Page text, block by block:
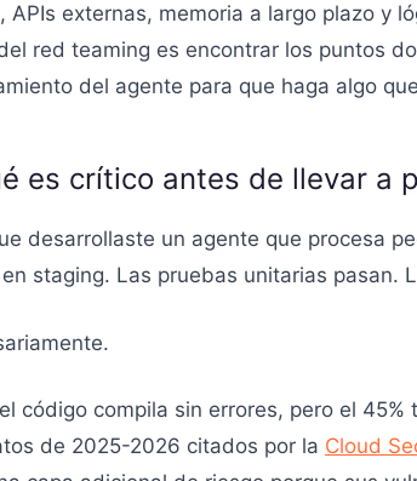
APIs externas, memoria a largo plazo y
red teaming es encontrar los puntos
del agente para que haga algo
es crítico antes de llevar a
desarrollaste un agente que procesa
staging. Las pruebas unitarias pasan.
código compila sin errores, pero el
de 2025-2026 citados por la Cloud